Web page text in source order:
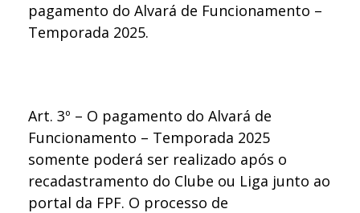
pagamento do Alvará de Funcionamento –
Temporada 2025.
Art. 3º – O pagamento do Alvará de
Funcionamento – Temporada 2025
somente poderá ser realizado após o
recadastramento do Clube ou Liga junto ao
portal da FPF. O processo de